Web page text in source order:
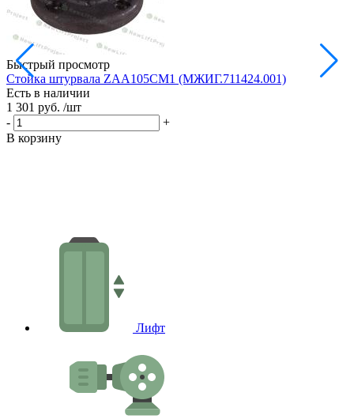
Быстрый просмотр
Стойка штурвала ZAA105CM1 (МЖИГ.711424.001)
Есть в наличии
1 301 руб. /шт
-
+
В корзину
Лифт